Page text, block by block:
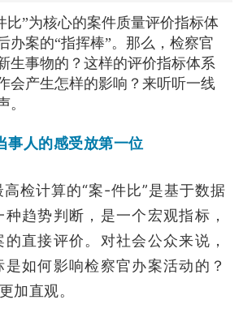
比”为核心的案件质量评价指标体
办案的“指挥棒”。那么，检察官
生事物的？这样的评价指标体系
会产生怎样的影响？来听听一线
。
事人的感受放第一位
检计算的“案-件比”是基于数据
趋势判断，是一个宏观指标，
直接评价。对社会公众来说，
如何影响检察官办案活动的？
加直观。